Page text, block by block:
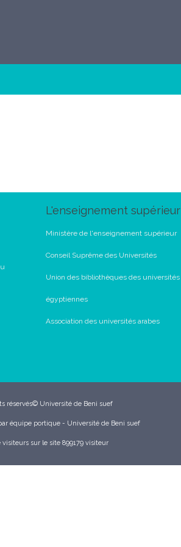
L'enseignement supérieur
Ministère de l'enseignement supérieur
Conseil Suprême des Universités
Union des bibliothèques des universités
égyptiennes
Association des universités arabes
réservés© Université de Beni suef
équipe portique - Université de Beni suef
sur le site 899179 visiteur